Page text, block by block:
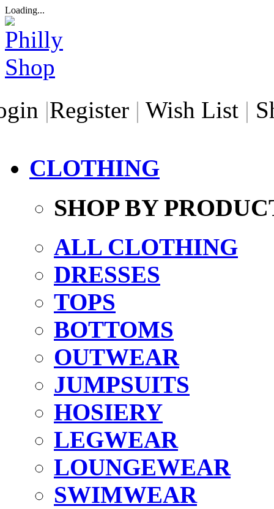
Loading...
|Register | Wish List |
CLOTHING
SHOP BY
ALL CLOTHING
DRESSES
TOPS
BOTTOMS
OUTWEAR
JUMPSUITS
HOSIERY
LEGWEAR
LOUNGEWEAR
SWIMWEAR